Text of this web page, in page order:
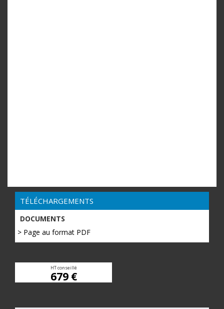
TÉLÉCHARGEMENTS
DOCUMENTS
> Page au format PDF
HT conseillé
679 €